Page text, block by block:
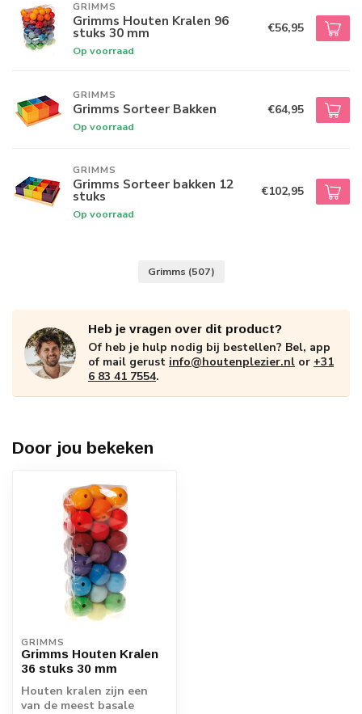
GRIMMS
Grimms Houten Kralen 96
stuks 30 mm
Op voorraad
€56,95
GRIMMS
Grimms Sorteer Bakken
Op voorraad
€64,95
GRIMMS
Grimms Sorteer bakken 12
stuks
Op voorraad
€102,95
Grimms (507)
Heb je vragen over dit product?
Of heb je hulp nodig bij bestellen? Bel, app
of mail gerust info@houtenplezier.nl or +31
6 83 41 7554.
Door jou bekeken
GRIMMS
Grimms Houten Kralen
36 stuks 30 mm
Houten kralen zijn een
van de meest basale